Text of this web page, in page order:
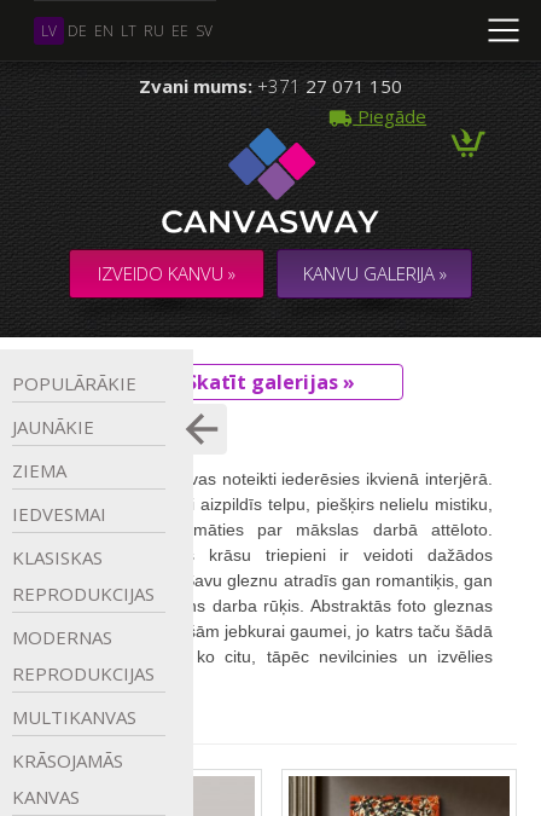
LV DE EN LT RU EE SV
Zvani mums: +371 27 071 150
Piegāde
IZVEIDO KANVU » KANVU GALERIJA »
POPULĀRĀKIE
JAUNĀKIE
ZIEMA
IEDVESMAI
KLASISKAS
REPRODUKCIJAS
MODERNAS
REPRODUKCIJAS
MULTIKANVAS
KRĀSOJAMĀS
KANVAS
Skatīt galerijas »
ABSTRAKTS
Abstrakta foto kanvas noteikti iederēsies ikvienā interjērā.
Šāda glezna lieliski aizpildīs telpu, piešķirs nelielu mistiku,
kā arī liks aizdomāties par mākslas darbā attēloto.
Abstrakta gleznās krāsu triepieni ir veidoti dažādos
abstrakta veidos. Savu gleznu atradīs gan romantiķis, gan
sportists, gan īstens darba rūķis. Abstraktās foto gleznas
ir pieejamas tik tiešām jebkurai gaumei, jo katrs taču šādā
gleznā redz kaut ko citu, tāpēc nevilcinies un izvēlies
savējo.